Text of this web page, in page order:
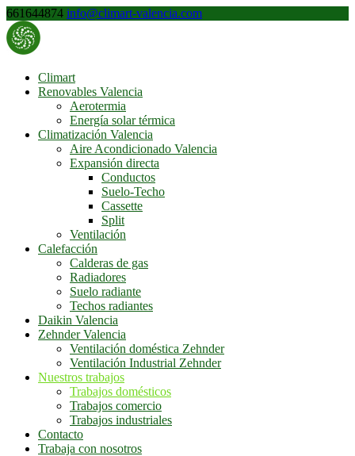
661644874 info@climart-valencia.com
Climart
Renovables Valencia
Aerotermia
Energía solar térmica
Climatización Valencia
Aire Acondicionado Valencia
Expansión directa
Conductos
Suelo-Techo
Cassette
Split
Ventilación
Calefacción
Calderas de gas
Radiadores
Suelo radiante
Techos radiantes
Daikin Valencia
Zehnder Valencia
Ventilación doméstica Zehnder
Ventilación Industrial Zehnder
Nuestros trabajos
Trabajos domésticos
Trabajos comercio
Trabajos industriales
Contacto
Trabaja con nosotros